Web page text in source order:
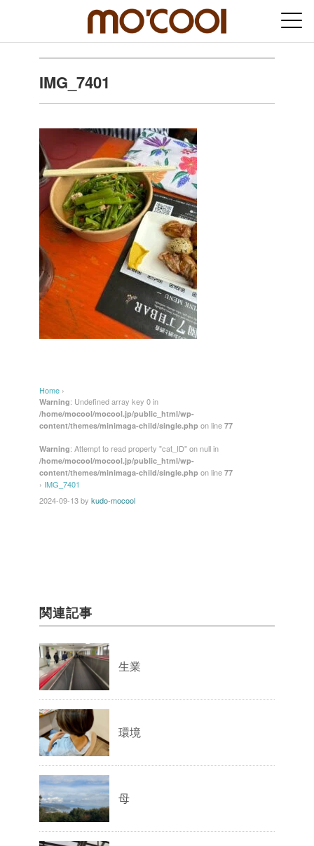
IMG_7401
Home ›
Warning: Undefined array key 0 in
/home/mocool/mocool.jp/public_html/wp-
content/themes/minimaga-child/single.php on line 77
Warning: Attempt to read property "cat_ID" on null in
/home/mocool/mocool.jp/public_html/wp-
content/themes/minimaga-child/single.php on line 77
› IMG_7401
2024-09-13by kudo-mocool
関連記事
生業
環境
母